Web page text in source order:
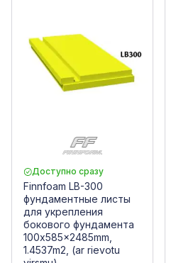
Доступно сразу
Finnfoam LB-300
фундаментные листы
для укрепления
бокового фундамента
100x585x2485mm,
1.4537m2, (ar rievotu